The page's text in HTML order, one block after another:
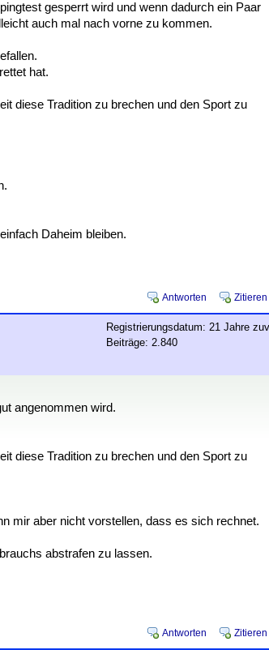
gesperrt wird und wenn dadurch ein Paar
auch mal nach vorne zu kommen.
hat.
diese Tradition zu brechen und den Sport zu
Daheim bleiben.
Antworten Zitieren
Registrierungsdatum: 21 Jahre
Beiträge: 2.840
angenommen wird.
diese Tradition zu brechen und den Sport zu
mir aber nicht vorstellen, dass es sich rechnet.
abstrafen zu lassen.
Antworten Zitieren